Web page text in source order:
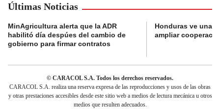
Últimas Noticias
MinAgricultura alerta que la ADR
habilitó día despúes del cambio de
gobierno para firmar contratos
Honduras ve una
ampliar
© CARACOL S.A. Todos los derechos reservados.
CARACOL S.A. realiza una reserva expresa de las reproducciones y usos de las obras
y otras prestaciones accesibles desde este sitio web a medios de lectura mecánica u otros
medios que resulten adecuados.